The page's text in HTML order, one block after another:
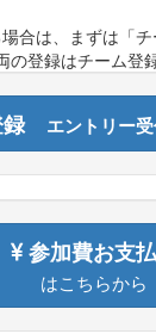
合は、まずは「
の登録はチーム登
録 エントリー
参加費お支
はこちらから